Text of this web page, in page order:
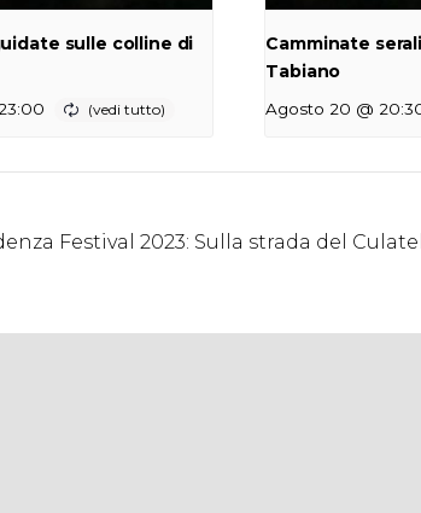
sulle colline di
23:00
Camminate
Tabiano
Agosto 20 @
Festival 2023: Sulla strada del